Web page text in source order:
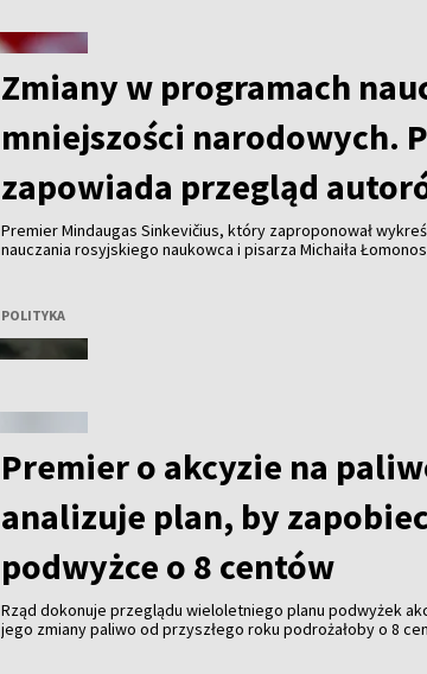
Zmiany w programach
mniejszości narodowych.
zapowiada przegląd
Premier Mindaugas Sinkevičius, który zaproponował
nauczania rosyjskiego naukowca i pisarza Michaiła
POLITYKA
Premier o akcyzie na
analizuje plan, by zapobiec
podwyżce o 8 centów
Rząd dokonuje przeglądu wieloletniego planu podwyżek
jego zmiany paliwo od przyszłego roku podrożałoby o 8